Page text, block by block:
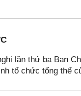
lần thứ ba Ban
tổ chức tổng thể